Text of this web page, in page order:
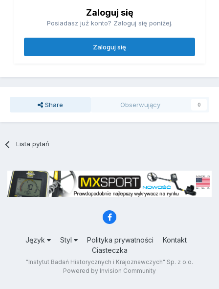
Zaloguj się
Posiadasz już konto? Zaloguj się poniżej.
Zaloguj się
Share Obserwujący 0
Lista pytań
Język Styl Polityka prywatności
Kontakt
Ciasteczka
"Instytut Badań Historycznych i Krajoznawczych" Sp. z o.o.
Powered by Invision Community